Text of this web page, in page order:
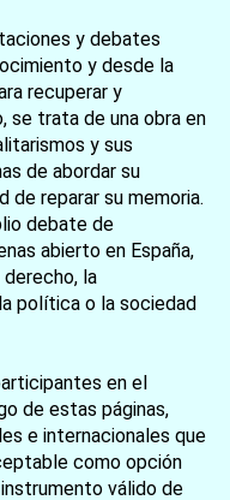
y debates
y desde la
recuperar y
se trata de una obra en
y sus
de abordar su
de reparar su memoria.
debate de
abierto en España,
la
política o la sociedad
en el
de estas páginas,
e internacionales que
como opción
válido de